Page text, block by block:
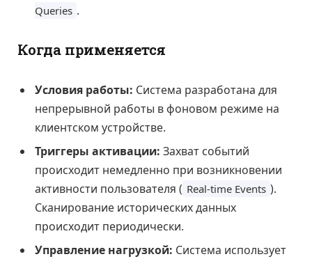
Queries .
Когда применяется
Условия работы: Система разработана для
непрерывной работы в фоновом режиме на
клиентском устройстве.
Триггеры активации: Захват событий
происходит немедленно при возникновении
активности пользователя ( Real-time Events ).
Сканирование исторических данных
происходит периодически.
Управление нагрузкой: Система использует